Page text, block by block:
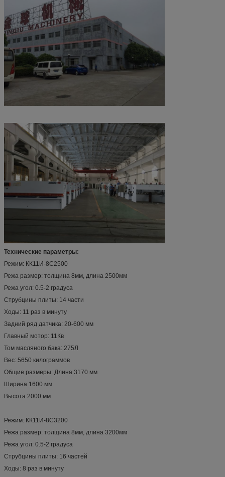
Технические параметры:
Режим: КК11И-8С2500
Режа размер: толщина 8мм, длина 2500мм
Режа угол: 0.5-2 градуса
Струбцины плиты: 14 части
Ходы: 11 раз в минуту
Задний ряд датчика: 20-600 мм
Главный мотор: 11Кв
Том масляного бака: 275Л
Вес: 5650 килограммов
Общие размеры: Длина 3170 мм
Ширина 1600 мм
Высота 2000 мм
Режим: КК11И-8С3200
Режа размер: толщина 8мм, длина 3200мм
Режа угол: 0.5-2 градуса
Струбцины плиты: 16 частей
Ходы: 8 раз в минуту